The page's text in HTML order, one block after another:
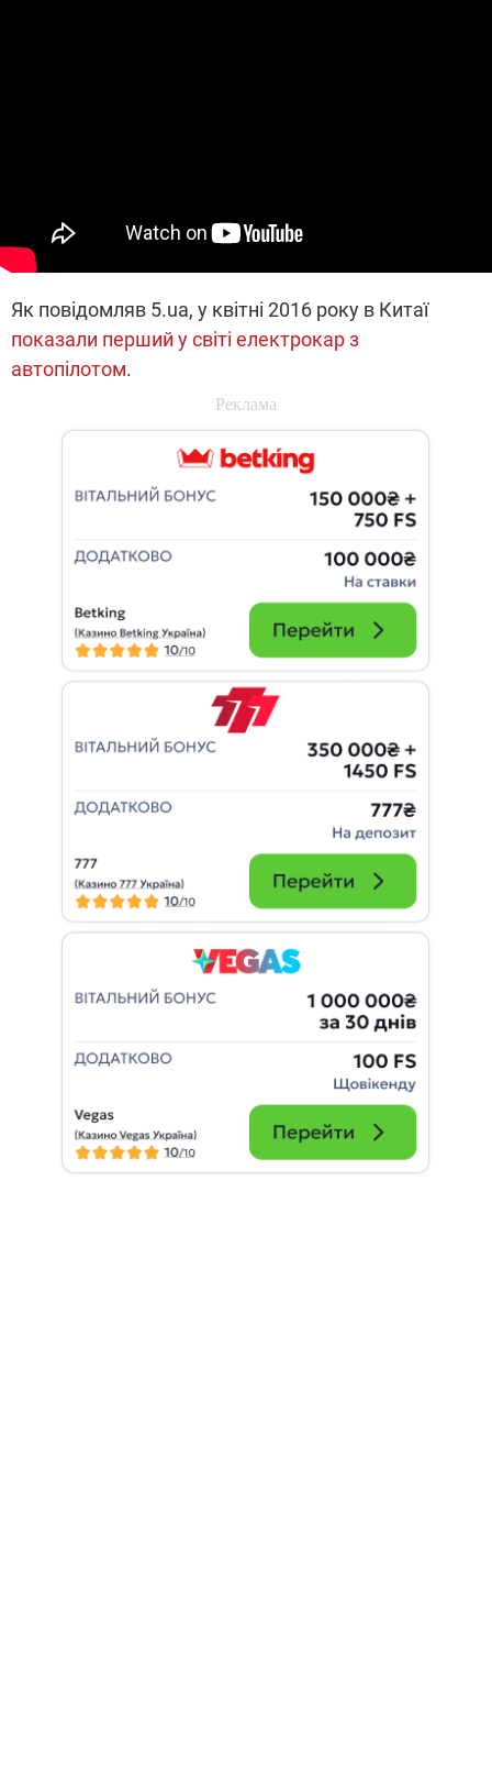
Як повідомляв 5.ua, у квітні 2016 року в Китаї
показали перший у світі електрокар з
автопілотом.